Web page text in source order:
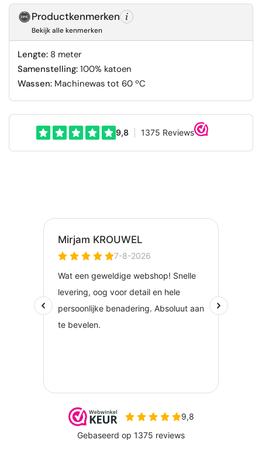
Productkenmerken
Bekijk alle kenmerken
Lengte:8 meter
Samenstelling:100% katoen
Wassen:Machinewas tot 60 ºC